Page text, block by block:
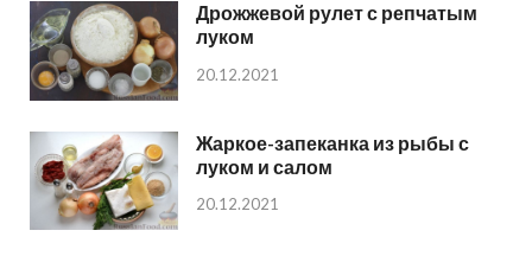
Дрожжевой рулет с репчатым
луком
20.12.2021
Жаркое-запеканка из рыбы с
луком и салом
20.12.2021